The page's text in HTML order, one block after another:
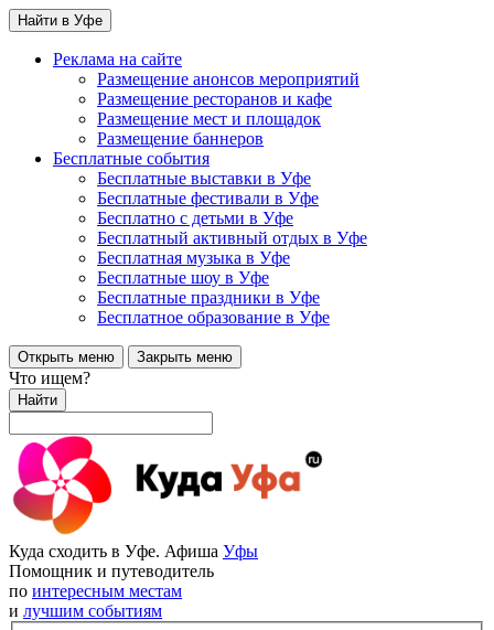
Найти в Уфе
Реклама на сайте
Размещение анонсов мероприятий
Размещение ресторанов и кафе
Размещение мест и площадок
Размещение баннеров
Бесплатные события
Бесплатные выставки в Уфе
Бесплатные фестивали в Уфе
Бесплатно с детьми в Уфе
Бесплатный активный отдых в Уфе
Бесплатная музыка в Уфе
Бесплатные шоу в Уфе
Бесплатные праздники в Уфе
Бесплатное образование в Уфе
Открыть меню Закрыть меню
Что ищем?
Найти
Куда сходить в Уфе. Афиша Уфы
Помощник и путеводитель
по интересным местам
и лучшим событиям